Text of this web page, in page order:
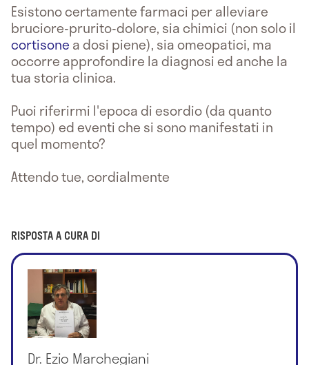
Esistono certamente farmaci per alleviare
bruciore-prurito-dolore, sia chimici (non solo il
cortisone a dosi piene), sia omeopatici, ma
occorre approfondire la diagnosi ed anche la
tua storia clinica.
Puoi riferirmi l'epoca di esordio (da quanto
tempo) ed eventi che si sono manifestati in
quel momento?
Attendo tue, cordialmente
RISPOSTA A CURA DI
Dr. Ezio Marchegiani